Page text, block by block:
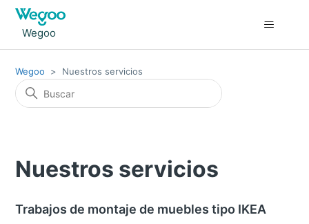
Wegoo
Wegoo Nuestros servicios
Nuestros servicios
Trabajos de montaje de muebles tipo IKEA